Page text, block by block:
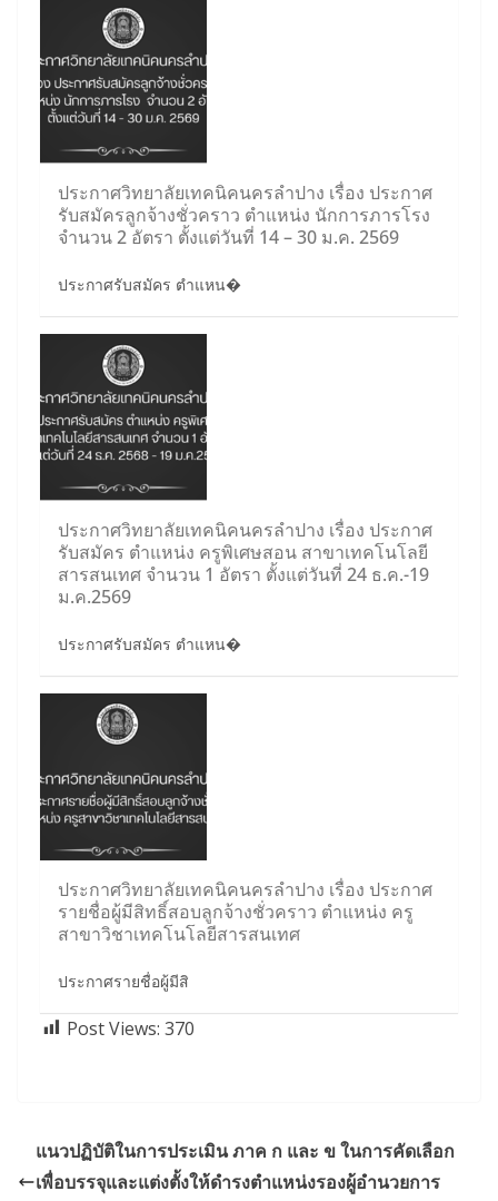
ประกาศวิทยาลัยเทคนิคนครลำปาง เรื่อง ประกาศ
รับสมัครลูกจ้างชั่วคราว ตำแหน่ง นักการภารโรง
จำนวน 2 อัตรา ตั้งแต่วันที่ 14 – 30 ม.ค. 2569
ประกาศรับสมัคร ตำแหน�
ประกาศวิทยาลัยเทคนิคนครลำปาง เรื่อง ประกาศ
รับสมัคร ตำแหน่ง ครูพิเศษสอน สาขาเทคโนโลยี
สารสนเทศ จำนวน 1 อัตรา ตั้งแต่วันที่ 24 ธ.ค.-19
ม.ค.2569
ประกาศรับสมัคร ตำแหน�
ประกาศวิทยาลัยเทคนิคนครลำปาง เรื่อง ประกาศ
รายชื่อผู้มีสิทธิ์สอบลูกจ้างชั่วคราว ตำแหน่ง ครู
สาขาวิชาเทคโนโลยีสารสนเทศ
ประกาศรายชื่อผู้มีสิ
Post Views: 370
แนวปฏิบัติในการประเมิน ภาค ก และ ข ในการคัดเลือก
เพื่อบรรจุและแต่งตั้งให้ดำรงตำแหน่งรองผู้อำนวยการ